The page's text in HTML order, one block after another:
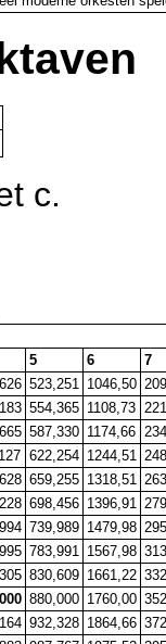
c.
5 6
7
523,251 1046,50
554,365 1108,73
587,330 1174,66
622,254 1244,51
659,255 1318,51
698,456 1396,91
739,989 1479,98
783,991 1567,98
830,609 1661,22
880,000 1760,00
932,328 1864,66